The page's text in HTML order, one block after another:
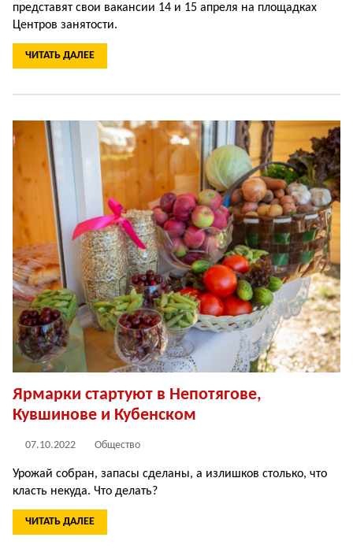
представят свои вакансии 14 и 15 апреля на площадках
Центров занятости.
ЧИТАТЬ ДАЛЕЕ
Ярмарки стартуют в Непотягове,
Кувшинове и Кубенском
07.10.2022 Общество
Урожай собран, запасы сделаны, а излишков столько, что
класть некуда. Что делать?
ЧИТАТЬ ДАЛЕЕ